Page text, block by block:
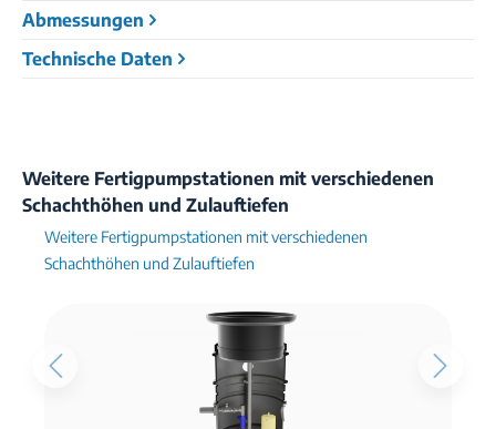
Abmessungen
Technische Daten
Weitere Fertigpumpstationen mit verschiedenen
Schachthöhen und Zulauftiefen
Weitere Fertigpumpstationen mit verschiedenen
Schachthöhen und Zulauftiefen